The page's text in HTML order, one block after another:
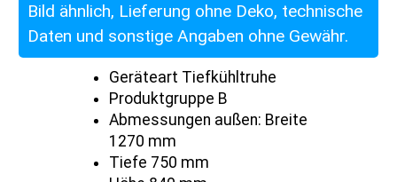
Bild ähnlich, Lieferung ohne Deko, technische
Daten und sonstige Angaben ohne Gewähr.
Geräteart Tiefkühltruhe
Produktgruppe B
Abmessungen außen: Breite
1270 mm
Tiefe 750 mm